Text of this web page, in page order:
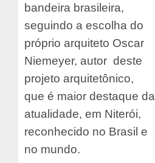
bandeira brasileira,
seguindo a escolha do
próprio arquiteto Oscar
Niemeyer, autor deste
projeto arquitetônico,
que é maior destaque da
atualidade, em Niterói,
reconhecido no Brasil e
no mundo.